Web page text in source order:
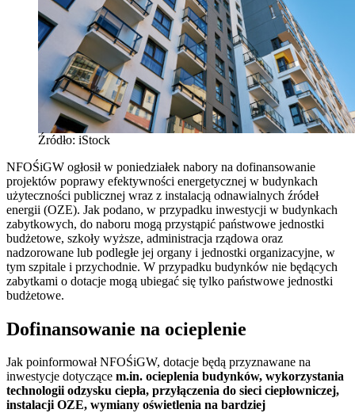
Źródło: iStock
NFOŚiGW ogłosił w poniedziałek nabory na dofinansowanie
projektów poprawy efektywności energetycznej w budynkach
użyteczności publicznej wraz z instalacją odnawialnych źródeł
energii (OZE). Jak podano, w przypadku inwestycji w budynkach
zabytkowych, do naboru mogą przystąpić państwowe jednostki
budżetowe, szkoły wyższe, administracja rządowa oraz
nadzorowane lub podległe jej organy i jednostki organizacyjne, w
tym szpitale i przychodnie. W przypadku budynków nie będących
zabytkami o dotacje mogą ubiegać się tylko państwowe jednostki
budżetowe.
Dofinansowanie na ocieplenie
Jak poinformował NFOŚiGW, dotacje będą przyznawane na
inwestycje dotyczące m.in. ocieplenia budynków, wykorzystania
technologii odzysku ciepła, przyłączenia do sieci ciepłowniczej,
instalacji OZE, wymiany oświetlenia na bardziej